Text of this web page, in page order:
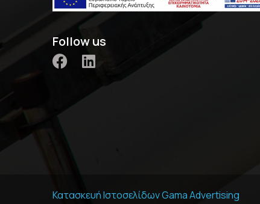
Follow us
Κατασκευή ΙστοσελίδωνGama Advertising